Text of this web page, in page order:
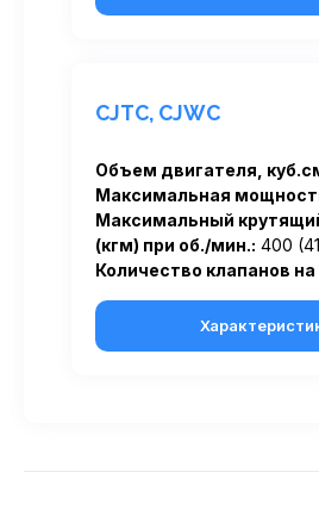
CJTC, CJWC
Объем двигателя,
Максимальная
Максимальный
(кгм) при об./мин.: 400
Количество клапанов